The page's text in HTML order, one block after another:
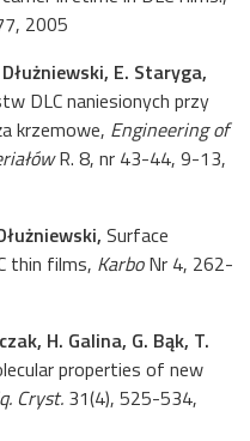
2005
E. Staryga,
DLC naniesionych przy
krzemowe, Engineering of
R. 8, nr 43-44, 9-13,
Surface
thin films, KarboNr 4, 262-
H. Galina, G. Bąk, T.
properties of new
Cryst. 31(4), 525-534,